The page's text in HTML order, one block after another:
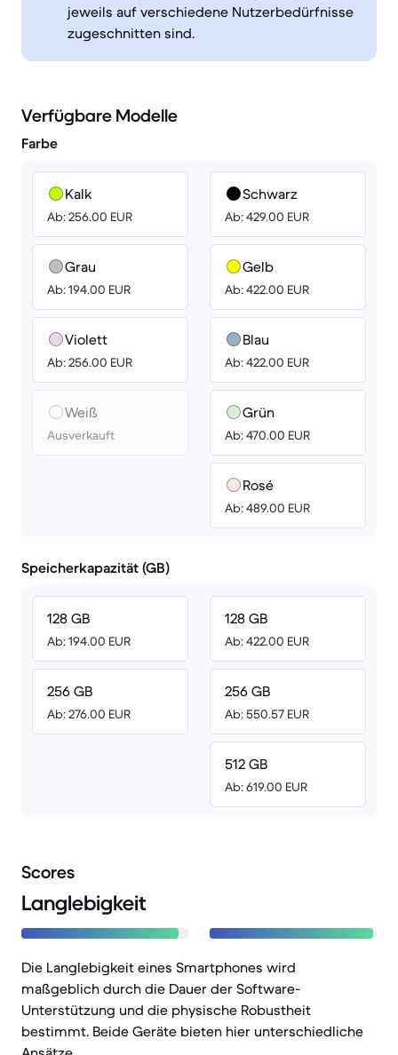
jeweils auf verschiedene Nutzerbedürfnisse
zugeschnitten sind.
Verfügbare Modelle
Farbe
Kalk
Ab: 256.00 EUR
Grau
Ab: 194.00 EUR
Violett
Ab: 256.00 EUR
Weiß
Ausverkauft
Schwarz
Ab: 429.00 EUR
Gelb
Ab: 422.00 EUR
Blau
Ab: 422.00 EUR
Grün
Ab: 470.00 EUR
Rosé
Ab: 489.00 EUR
Speicherkapazität (GB)
128 GB
Ab: 194.00 EUR
256 GB
Ab: 276.00 EUR
128 GB
Ab: 422.00 EUR
256 GB
Ab: 550.57 EUR
512 GB
Ab: 619.00 EUR
Scores
Langlebigkeit
Die Langlebigkeit eines Smartphones wird
maßgeblich durch die Dauer der Software-
Unterstützung und die physische Robustheit
bestimmt. Beide Geräte bieten hier unterschiedliche